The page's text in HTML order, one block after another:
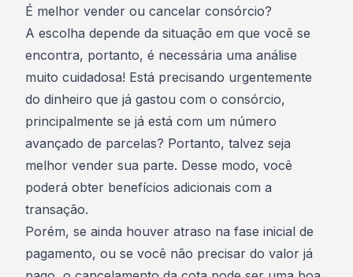
É melhor vender ou cancelar consórcio?
A escolha depende da situação em que você se
encontra, portanto, é necessária uma análise
muito cuidadosa! Está precisando urgentemente
do dinheiro que já gastou com o consórcio,
principalmente se já está com um número
avançado de parcelas? Portanto, talvez seja
melhor vender sua parte. Desse modo, você
poderá obter benefícios adicionais com a
transação.
Porém, se ainda houver atraso na fase inicial de
pagamento, ou se você não precisar do valor já